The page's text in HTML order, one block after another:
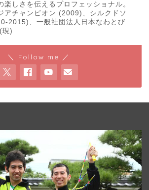
楽しさを伝えるプロフェッショナル。
アチャンピオン (2009)、シルクドソ
2015)、一般社団法人日本なわとび
現)
＼ Follow me ／